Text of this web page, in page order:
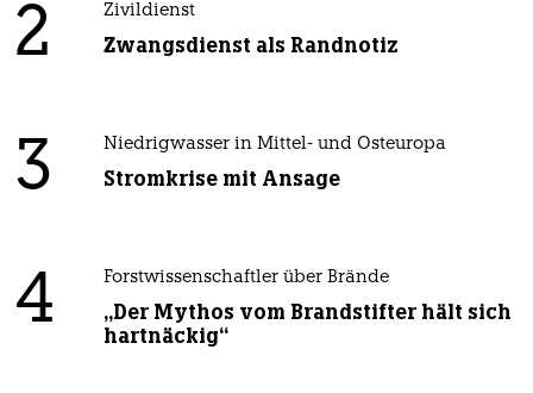
2 Zivildienst
Zwangsdienst als Randnotiz
3 Niedrigwasser in Mittel- und Osteuropa
Stromkrise mit Ansage
4 Forstwissenschaftler über Brände
„Der Mythos vom Brandstifter hält sich
hartnäckig“